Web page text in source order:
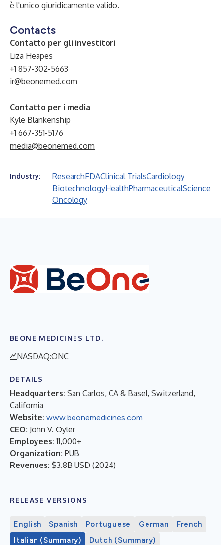
è l'unico giuridicamente valido.
Contacts
Contatto per gli investitori
Liza Heapes
+1 857-302-5663
ir@beonemed.com
Contatto per i media
Kyle Blankenship
+1 667-351-5176
media@beonemed.com
Industry: ResearchFDAClinical TrialsCardiology
BiotechnologyHealthPharmaceuticalScience
Oncology
BEONE MEDICINES LTD.
NASDAQ:ONC
DETAILS
Headquarters: San Carlos, CA & Basel, Switzerland,
California
Website: www.beonemedicines.com
CEO: John V. Oyler
Employees: 11,000+
Organization: PUB
Revenues: $3.8B USD (2024)
RELEASE VERSIONS
English Spanish Portuguese German
French
Italian (Summary)
Dutch (Summary)